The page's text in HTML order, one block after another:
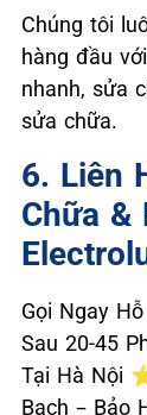
Chúng tôi
hàng đầu
nhanh, sửa
sửa chữa.
6. Liên
Chữa &
Gọi Ngay
Sau 20-45
Tại Hà Nội
Bạch – Bảo